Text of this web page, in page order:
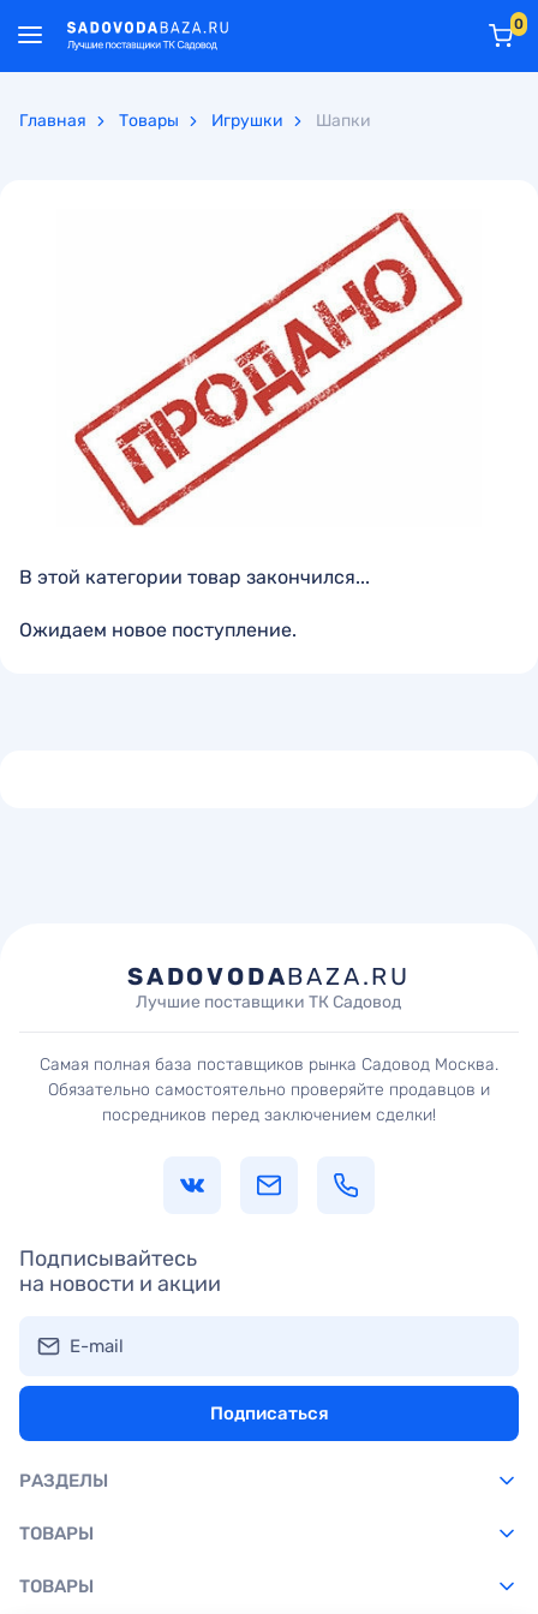
0
Главная Товары Игрушки Шапки
В этой категории товар закончился...
Ожидаем новое поступление.
SADOVODABAZA.RU
Лучшие поставщики ТК Садовод
Самая полная база поставщиков рынка Садовод Москва.
Обязательно самостоятельно проверяйте продавцов и
посредников перед заключением сделки!
Подписывайтесь
на новости и акции
E-mail
Подписаться
РАЗДЕЛЫ
ТОВАРЫ
ТОВАРЫ